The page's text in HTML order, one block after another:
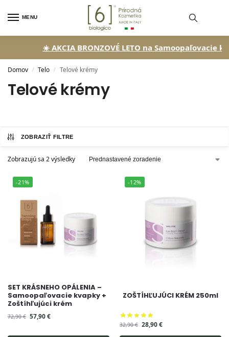
MENU
☀️ AKCIA BRONZOVÉ LETO na Samoopaľovacie
Domov / Telo / Telové krémy
Telové krémy
ZOBRAZIŤ FILTRE
Zobrazujú sa 2 výsledky
-21%
SET KRÁSNEHO OPÁLENIA –
Samoopaľovacie kvapky +
Zoštíhľujúci krém
72,90€ 57,90€
-12%
ZOŠTÍHĽUJÚCI KRÉM 250ml
32,90€ 28,90€